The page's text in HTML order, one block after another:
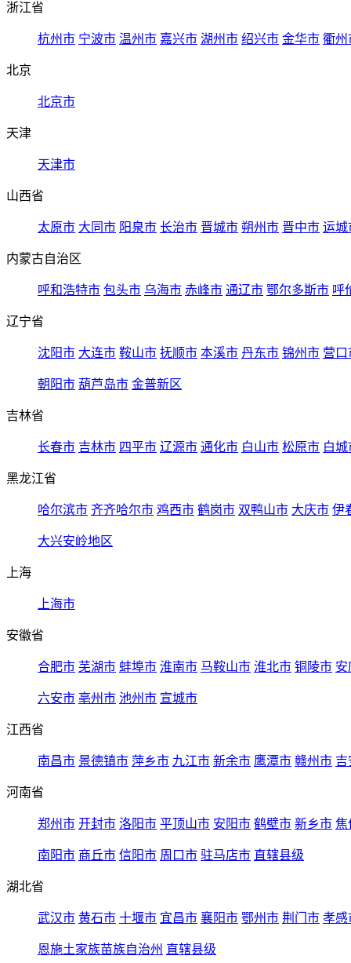
浙江省
杭州市 宁波市 温州市 嘉兴市 湖州市 绍兴市 金华市 衢州
北京
北京市
天津
天津市
山西省
太原市 大同市 阳泉市 长治市 晋城市 朔州市 晋中市 运城
内蒙古自治区
呼和浩特市 包头市 乌海市 赤峰市 通辽市 鄂尔多斯市 呼
辽宁省
沈阳市 大连市 鞍山市 抚顺市 本溪市 丹东市 锦州市 营口
朝阳市 葫芦岛市 金普新区
吉林省
长春市 吉林市 四平市 辽源市 通化市 白山市 松原市 白城
黑龙江省
哈尔滨市 齐齐哈尔市 鸡西市 鹤岗市 双鸭山市 大庆市 伊
大兴安岭地区
上海
上海市
安徽省
合肥市 芜湖市 蚌埠市 淮南市 马鞍山市 淮北市 铜陵市 安
六安市 亳州市 池州市 宣城市
江西省
南昌市 景德镇市 萍乡市 九江市 新余市 鹰潭市 赣州市 吉
河南省
郑州市 开封市 洛阳市 平顶山市 安阳市 鹤壁市 新乡市 焦
南阳市 商丘市 信阳市 周口市 驻马店市 直辖县级
湖北省
武汉市 黄石市 十堰市 宜昌市 襄阳市 鄂州市 荆门市 孝感
恩施土家族苗族自治州 直辖县级